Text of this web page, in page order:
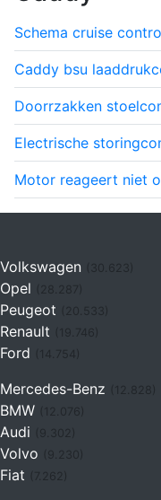
Schema cruise
Caddy bsu laaddruk
Doorrzakken stoel
Electrische storing
Motor reageert niet
Volkswagen (30.623)
Opel
Peugeot
Renault (19.746)
Ford (14.754)
Mercedes-Benz
BMW (12.076)
Audi
Volvo
Fiat (7.262)